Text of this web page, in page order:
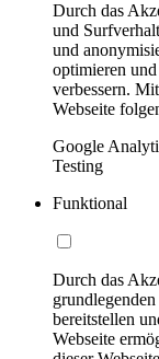
Durch das
und
und
optimieren
verbessern.
Webseite
Google
Testing
Funktional
Durch das
bereitstellen
Webseite